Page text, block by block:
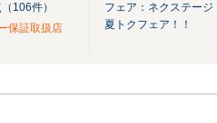
106件）
保証取扱店
フェア：ネクステー
夏トクフェア！！